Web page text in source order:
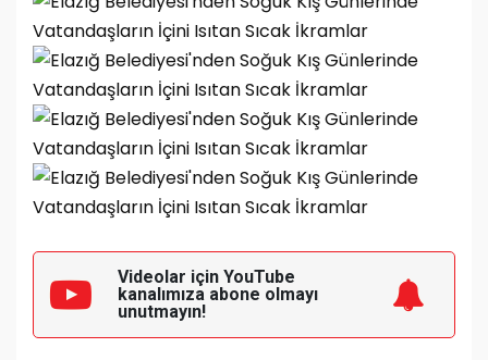
Videolar için YouTube
kanalımıza abone olmayı
unutmayın!